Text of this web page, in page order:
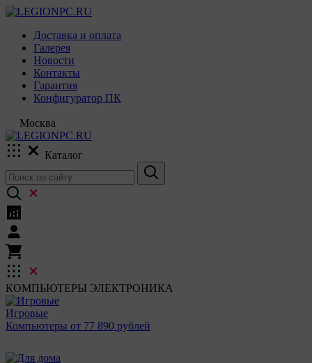
Доставка и оплата
Галерея
Новости
Контакты
Гарантия
Конфигуратор ПК
Москва
Каталог
КОМПЬЮТЕРЫ ЭЛЕКТРОНИКА
Игровые
Компьютеры от 77 890 рублей